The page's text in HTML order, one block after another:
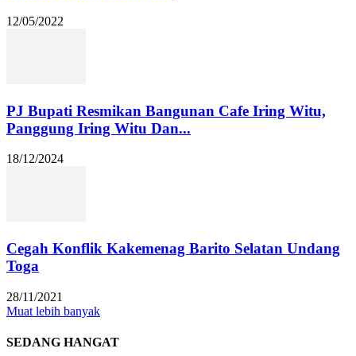
12/05/2022
PJ Bupati Resmikan Bangunan Cafe Iring Witu,
Panggung Iring Witu Dan...
18/12/2024
Cegah Konflik Kakemenag Barito Selatan Undang
Toga
28/11/2021
Muat lebih banyak
SEDANG HANGAT